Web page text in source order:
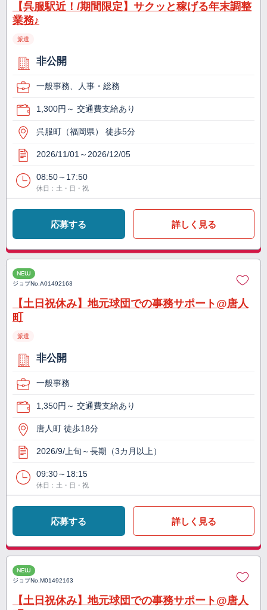
【呉服駅近！/期間限定】サクッと稼げる年末調整
業務♪
派遣
非公開
一般事務、人事・総務
1,300円～ 交通費支給あり
呉服町（福岡県） 徒歩5分
2026/11/01～2026/12/05
08:50～17:50
休日：土・日・祝
応募する 詳しく見る
NEW
ジョブNo.A01492163
【土日祝休み】地元球団での事務サポート@唐人
町
派遣
非公開
一般事務
1,350円～ 交通費支給あり
唐人町 徒歩18分
2026/9/上旬～長期（3カ月以上）
09:30～18:15
休日：土・日・祝
応募する 詳しく見る
NEW
ジョブNo.M01492163
【土日祝休み】地元球団での事務サポート@唐人